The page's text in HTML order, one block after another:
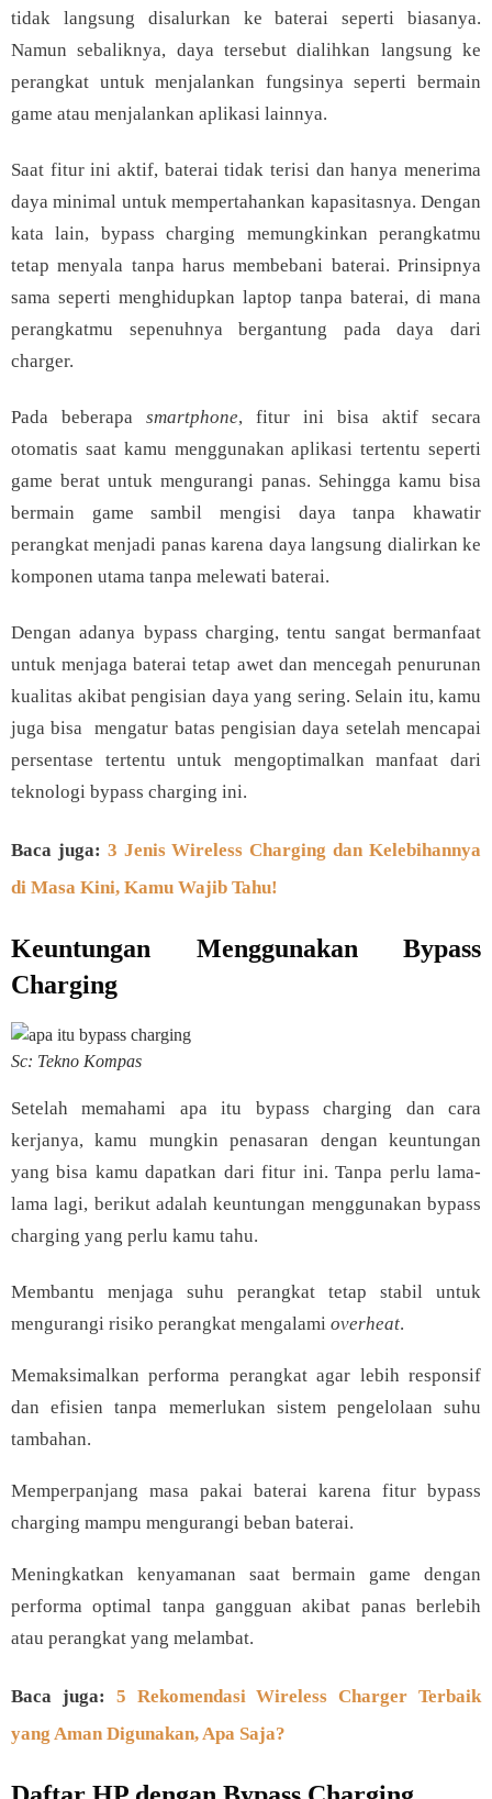
tidak langsung disalurkan ke baterai seperti biasanya.
Namun sebaliknya, daya tersebut dialihkan langsung ke
perangkat untuk menjalankan fungsinya seperti bermain
game atau menjalankan aplikasi lainnya.
Saat fitur ini aktif, baterai tidak terisi dan hanya menerima
daya minimal untuk mempertahankan kapasitasnya. Dengan
kata lain, bypass charging memungkinkan perangkatmu
tetap menyala tanpa harus membebani baterai. Prinsipnya
sama seperti menghidupkan laptop tanpa baterai, di mana
perangkatmu sepenuhnya bergantung pada daya dari
charger.
Pada beberapa smartphone, fitur ini bisa aktif secara
otomatis saat kamu menggunakan aplikasi tertentu seperti
game berat untuk mengurangi panas. Sehingga kamu bisa
bermain game sambil mengisi daya tanpa khawatir
perangkat menjadi panas karena daya langsung dialirkan ke
komponen utama tanpa melewati baterai.
Dengan adanya bypass charging, tentu sangat bermanfaat
untuk menjaga baterai tetap awet dan mencegah penurunan
kualitas akibat pengisian daya yang sering. Selain itu, kamu
juga bisa mengatur batas pengisian daya setelah mencapai
persentase tertentu untuk mengoptimalkan manfaat dari
teknologi bypass charging ini.
Baca juga: 3 Jenis Wireless Charging dan Kelebihannya
di Masa Kini, Kamu Wajib Tahu!
Keuntungan Menggunakan Bypass
Charging
Sc: Tekno Kompas
Setelah memahami apa itu bypass charging dan cara
kerjanya, kamu mungkin penasaran dengan keuntungan
yang bisa kamu dapatkan dari fitur ini. Tanpa perlu lama-
lama lagi, berikut adalah keuntungan menggunakan bypass
charging yang perlu kamu tahu.
Membantu menjaga suhu perangkat tetap stabil untuk
mengurangi risiko perangkat mengalami overheat.
Memaksimalkan performa perangkat agar lebih responsif
dan efisien tanpa memerlukan sistem pengelolaan suhu
tambahan.
Memperpanjang masa pakai baterai karena fitur bypass
charging mampu mengurangi beban baterai.
Meningkatkan kenyamanan saat bermain game dengan
performa optimal tanpa gangguan akibat panas berlebih
atau perangkat yang melambat.
Baca juga: 5 Rekomendasi Wireless Charger Terbaik
yang Aman Digunakan, Apa Saja?